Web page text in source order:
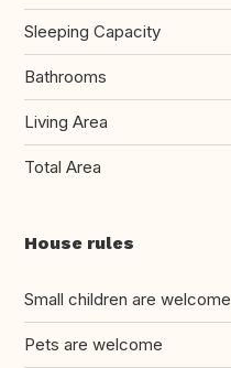
Sleeping Capacity
Bathrooms
Living Area
Total Area
House rules
Small children are welcome
Pets are welcome